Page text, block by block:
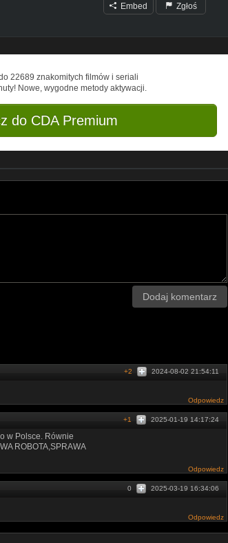
Embed Zgłoś
22689 znakomitych filmów i seriali
Nowe, wygodne metody aktywacji.
do CDA Premium
Dodaj komentarz
2024-08-02 21:54:11
+2
Odpowiedz
2025-01-19 14:17:24
+1
w Polsce. Równie
ROBOTA,SPRAWA
Odpowiedz
2025-03-19 16:34:06
0
Odpowiedz